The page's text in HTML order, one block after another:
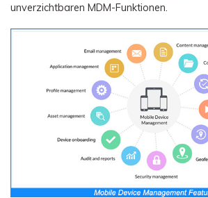
unverzichtbaren MDM-Funktionen.